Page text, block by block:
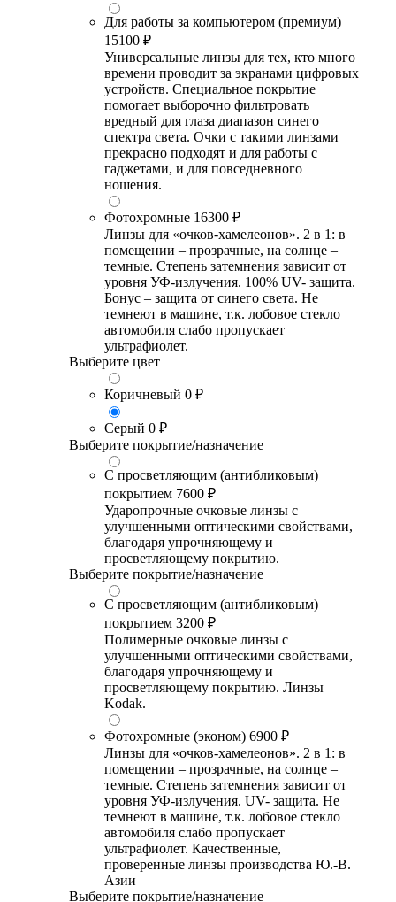
Для работы за компьютером (премиум)
15100 ₽
Универсальные линзы для тех, кто много
времени проводит за экранами цифровых
устройств. Специальное покрытие
помогает выборочно фильтровать
вредный для глаза диапазон синего
спектра света. Очки с такими линзами
прекрасно подходят и для работы с
гаджетами, и для повседневного
ношения.
Фотохромные 16300 ₽
Линзы для «очков-хамелеонов». 2 в 1: в
помещении – прозрачные, на солнце –
темные. Степень затемнения зависит от
уровня УФ-излучения. 100% UV- защита.
Бонус – защита от синего света. Не
темнеют в машине, т.к. лобовое стекло
автомобиля слабо пропускает
ультрафиолет.
Выберите цвет
Коричневый 0 ₽
Серый 0 ₽
Выберите покрытие/назначение
С просветляющим (антибликовым)
покрытием 7600 ₽
Ударопрочные очковые линзы с
улучшенными оптическими свойствами,
благодаря упрочняющему и
просветляющему покрытию.
Выберите покрытие/назначение
С просветляющим (антибликовым)
покрытием 3200 ₽
Полимерные очковые линзы с
улучшенными оптическими свойствами,
благодаря упрочняющему и
просветляющему покрытию. Линзы
Kodak.
Фотохромные (эконом) 6900 ₽
Линзы для «очков-хамелеонов». 2 в 1: в
помещении – прозрачные, на солнце –
темные. Степень затемнения зависит от
уровня УФ-излучения. UV- защита. Не
темнеют в машине, т.к. лобовое стекло
автомобиля слабо пропускает
ультрафиолет. Качественные,
проверенные линзы производства Ю.-В.
Азии
Выберите покрытие/назначение